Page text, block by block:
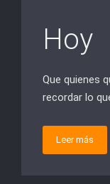
Hoy
Que quienes
recordar lo
Leer más